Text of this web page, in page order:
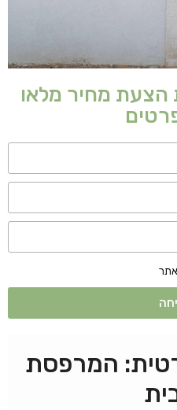
הצעת מחיר מלאו
המרפסת